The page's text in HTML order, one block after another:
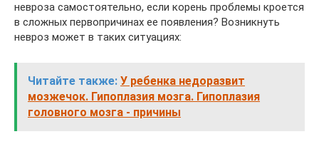
невроза самостоятельно, если корень проблемы кроется
в сложных первопричинах ее появления? Возникнуть
невроз может в таких ситуациях:
Читайте также: У ребенка недоразвит
мозжечок. Гипоплазия мозга. Гипоплазия
головного мозга - причины